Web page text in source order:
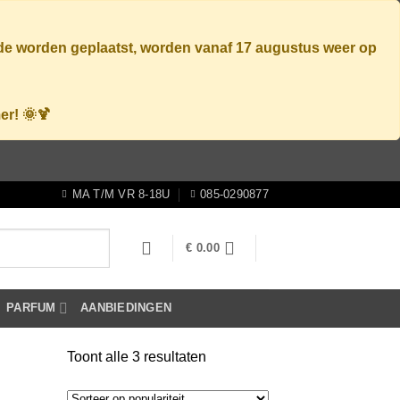
worden geplaatst, worden vanaf 17 augustus weer op
🌞🍹
MA T/M VR 8-18U 085-0290877
€ 0.00
PARFUM AANBIEDINGEN
Toont alle 3 resultaten